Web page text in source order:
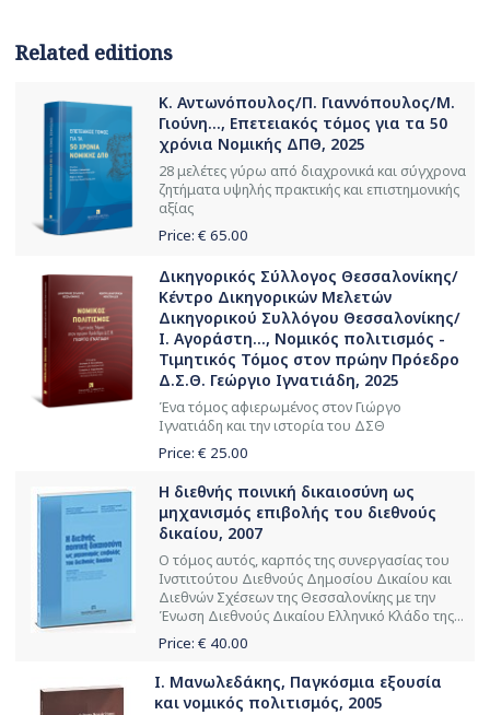
Related editions
Κ. Αντωνόπουλος/Π. Γιαννόπουλος/Μ.
Γιούνη..., Επετειακός τόμος για τα 50
χρόνια Νομικής ΔΠΘ, 2025
28 μελέτες γύρω από διαχρονικά και σύγχρονα
ζητήματα υψηλής πρακτικής και επιστημονικής
αξίας
Price: € 65.00
Δικηγορικός Σύλλογος Θεσσαλονίκης/
Κέντρο Δικηγορικών Μελετών
Δικηγορικού Συλλόγου Θεσσαλονίκης/
Ι. Αγοράστη..., Νομικός πολιτισμός -
Τιμητικός Τόμος στον πρώην Πρόεδρο
Δ.Σ.Θ. Γεώργιο Ιγνατιάδη, 2025
Ένα τόμος αφιερωμένος στον Γιώργο
Ιγνατιάδη και την ιστορία του ΔΣΘ
Price: € 25.00
Η διεθνής ποινική δικαιοσύνη ως
μηχανισμός επιβολής του διεθνούς
δικαίου, 2007
Ο τόμος αυτός, καρπός της συνεργασίας του
Ινστιτούτου Διεθνούς Δημοσίου Δικαίου και
Διεθνών Σχέσεων της Θεσσαλονίκης με την
Ένωση Διεθνούς Δικαίου Ελληνικό Κλάδο της...
Price: € 40.00
Ι. Μανωλεδάκης, Παγκόσμια εξουσία
και νομικός πολιτισμός, 2005